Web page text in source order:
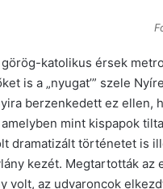
görög-katolikus érsek
is a „nyugat’” szele
berzenkedett ez ellen,
mint kispapok
dramatizált történetet is
kezét. Megtartották
volt, az udvaroncok